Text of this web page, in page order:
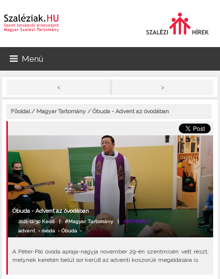
Menü
< >
Főoldal/ Magyar Tartomány / Óbuda - Advent az óvodában
Óbuda - Advent az óvodában
2021-11-30 Kedd |#Magyar Tartomány|ARCHIVÁLT
advent •óvoda•Óbuda •
A Péter-Pál óvoda apraja-nagyja november 29-én szentmisén vett részt,
melynek keretén belül sor került az adventi koszorúk megáldására is.